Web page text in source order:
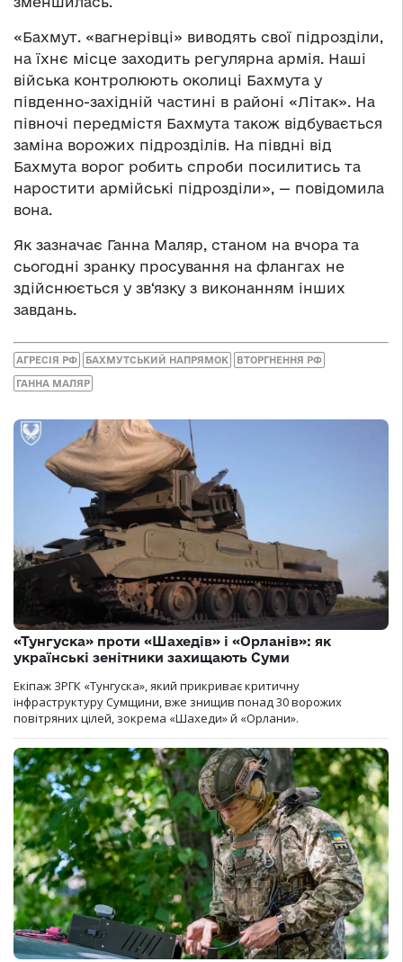
«Бахмут. «вагнерівці» виводять свої підрозділи,
на їхнє місце заходить регулярна армія. Наші
війська контролюють околиці Бахмута у
південно-західній частині в районі «Літак». На
півночі передмістя Бахмута також відбувається
заміна ворожих підрозділів. На півдні від
Бахмута ворог робить спроби посилитись та
наростити армійські підрозділи», — повідомила
вона.
Як зазначає Ганна Маляр, станом на вчора та
сьогодні зранку просування на флангах не
здійснюється у зв‘язку з виконанням інших
завдань.
АГРЕСІЯ РФ БАХМУТСЬКИЙ НАПРЯМОК ВТОРГНЕННЯ РФ
ГАННА МАЛЯР
«Тунгуска» проти «Шахедів» і «Орланів»: як
українські зенітники захищають Суми
Екіпаж ЗРГК «Тунгуска», який прикриває критичну
інфраструктуру Сумщини, вже знищив понад 30 ворожих
повітряних цілей, зокрема «Шахеди» й «Орлани».